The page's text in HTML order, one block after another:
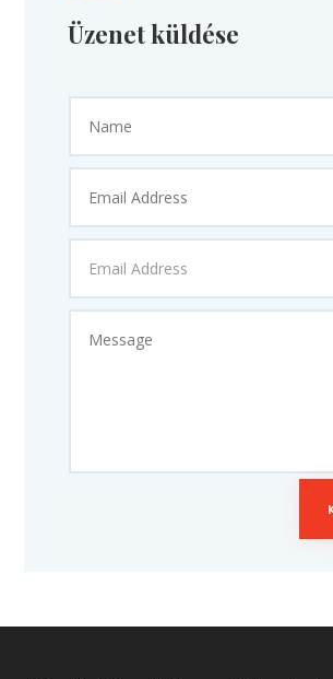
Üzenet küldése